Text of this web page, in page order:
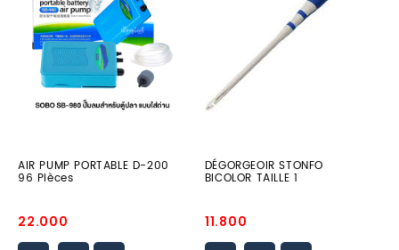
D-
200
Pièces
AIR PUMP PORTABLE D-200
96 Pièces
Prix
promo
22.000
DÉGORGEOIR STONFO
BICOLOR TAILLE 1
Prix
promo
11.800